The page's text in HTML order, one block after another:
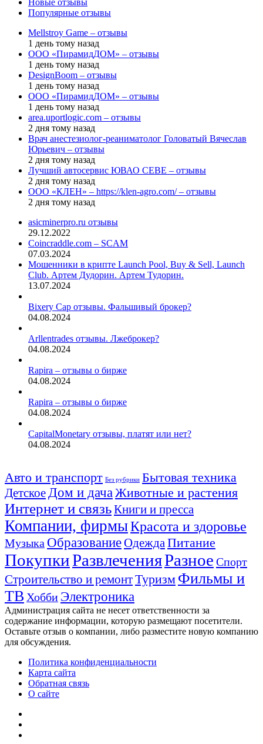
Новые отзывы
Популярные отзывы
Mellstroy Game – отзывы
1 день тому назад
ООО «ПирамидДОМ» – отзывы
1 день тому назад
DesignBoom – отзывы
1 день тому назад
ООО «ПирамидДОМ» – отзывы
1 день тому назад
area.uportlogic.com – отзывы
2 дня тому назад
Врач анестезиолог-реаниматолог Головатый Вячеслав
Юрьевич – отзывы
2 дня тому назад
Лучший автосервис ЮВАО CEBE – отзывы
2 дня тому назад
ООО «КЛЕН» – https://klen-agro.com/ – отзывы
2 дня тому назад
asicminerpro.ru отзывы
29.12.2022
Coincraddle.com – SCAM
07.03.2024
Мошенники в крипте Launch Pool, Buy & Sell, Launch
Club. Артем Дудорин. Артем Тудорин.
13.07.2024
Bixery Cap отзывы. Фальшивый брокер?
04.08.2024
Arllentrades отзывы. Лжеброкер?
04.08.2024
Rapira – отзывы о бирже
04.08.2024
Rapira – отзывы о бирже
04.08.2024
CapitalMonetary отзывы, платят или нет?
04.08.2024
Авто и транспорт Без рубрики Бытовая техника
ДетскоеДом и дачаЖивотные и растения
Интернет и связьКниги и пресса
Компании, фирмыКрасота и здоровье
Музыка ОбразованиеОдеждаПитание
ПокупкиРазвлеченияРазное Спорт
Строительство и ремонтТуризм Фильмы и
ТВ Хобби Электроника
Администрация сайта не несет ответственности за
содержание информации, которую размещают посетители.
Оставьте отзыв о компании, либо разместите новую компанию
для обсуждения.
Политика конфиденциальности
Карта сайта
Обратная связь
О сайте